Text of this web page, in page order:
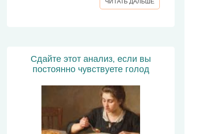
ЧИТАТЬ ДАЛЬШЕ
Сдайте этот анализ, если вы
постоянно чувствуете голод